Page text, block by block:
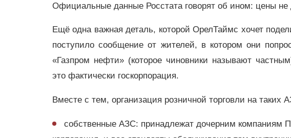
Официальные данные Росстата говорят об ином: цены не
Ещё одна важная деталь, которой ОрелТаймс хочет
поступило сообщение от жителей, в котором они
«Газпром нефти» (которое чиновники называют
это фактически госкорпорация.
Вместе с тем, организация розничной торговли на таких
собственные АЗС: принадлежат дочерним компаниям